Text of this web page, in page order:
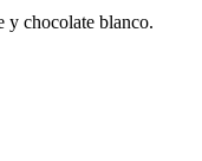
y chocolate blanco.